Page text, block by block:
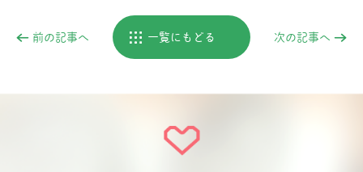
前の記事へ 一覧にもどる 次の記事へ